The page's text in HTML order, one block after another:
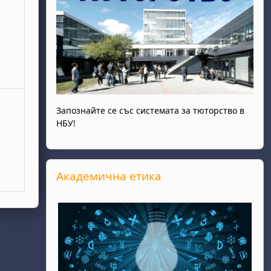
Запознайте се със системата за тюторство в
НБУ!
Прескочи Академична етика
Академична етика